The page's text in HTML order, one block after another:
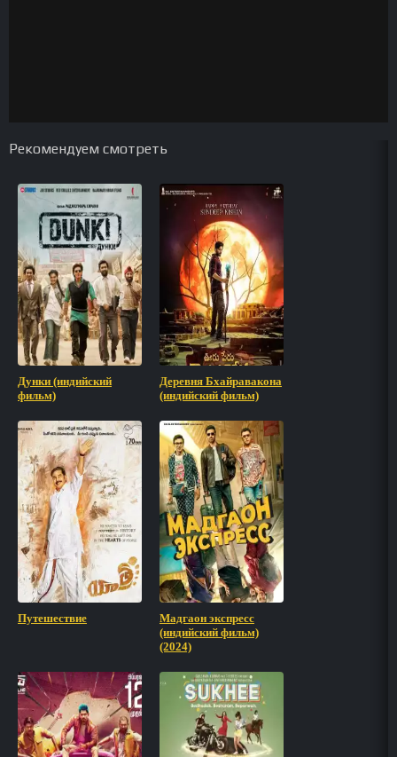
Рекомендуем смотреть
Дунки (индийский
фильм)
Деревня Бхайравакона
(индийский фильм)
Путешествие
Мадгаон экспресс
(индийский фильм)
(2024)